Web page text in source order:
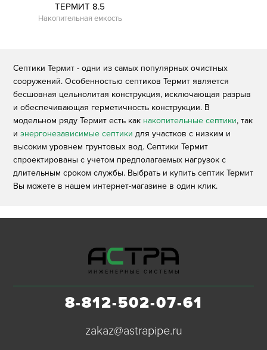
ТЕРМИТ 8.5
Накопительная емкость
Септики Термит - одни из самых популярных очистных
сооружений. Особенностью септиков Термит является
бесшовная цельнолитая конструкция, исключающая разрыв
и обеспечивающая герметичность конструкции. В
модельном ряду Термит есть как накопительные септики, так
иэнергонезависимые септики для участков с низким и
высоким уровнем грунтовых вод. Септики Термит
спроектированы с учетом предполагаемых нагрузок с
длительным сроком службы. Выбрать и купить септик Термит
Вы можете в нашем интернет-магазине в один клик.
8-812-502-07-61
zakaz@astrapipe.ru